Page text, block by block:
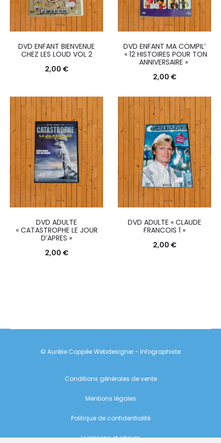
DVD ENFANT BIENVENUE
CHEZ LES LOUD VOL 2
2,00 €
DVD ENFANT MA COMPIL’
« 12 HISTOIRES POUR TON
ANNIVERSAIRE »
2,00 €
DVD ADULTE
« CATASTROPHE LE JOUR
D’APRES »
2,00 €
DVD ADULTE « CLAUDE
FRANCOIS 1 »
2,00 €
© Aurélie Coppée Webdesigner - Infographiste
Conditions générales de vente
Mentions légales
Politique de confidentialité
Livraisons et retours